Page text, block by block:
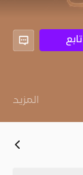
تابع
المزيد